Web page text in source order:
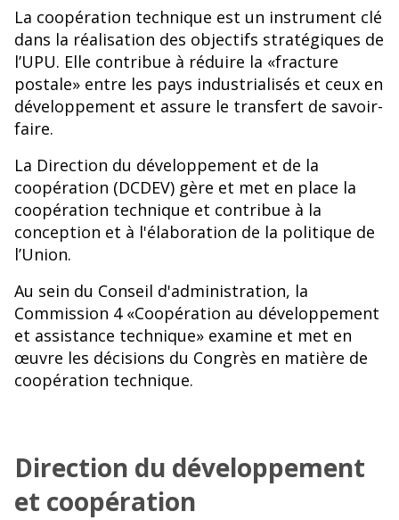
La coopération technique est un instrument clé
dans la réalisation des objectifs stratégiques de
l’UPU. Elle contribue à réduire la «fracture
postale» entre les pays industrialisés et ceux en
développement et assure le transfert de savoir-
faire.
La Direction du développement et de la
coopération (DCDEV) gère et met en place la
coopération technique et contribue à la
conception et à l'élaboration de la politique de
l’Union.
Au sein du Conseil d'administration, la
Commission 4 «Coopération au développement
et assistance technique» examine et met en
œuvre les décisions du Congrès en matière de
coopération technique.
Direction du développement
et coopération